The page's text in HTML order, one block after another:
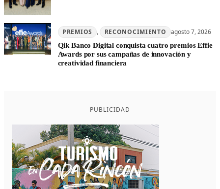
PREMIOS , RECONOCIMIENTO agosto 7, 2026
Qik Banco Digital conquista cuatro premios Effie
Awards por sus campañas de innovación y
creatividad financiera
PUBLICIDAD